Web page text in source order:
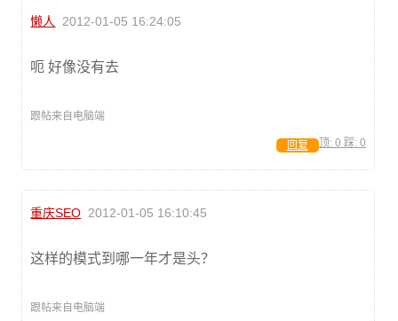
懒人 2012-01-05 16:24:05
呃 好像没有去
跟帖来自电脑端
顶: 0 踩: 0
回复
重庆SEO 2012-01-05 16:10:45
这样的模式到哪一年才是头？
跟帖来自电脑端